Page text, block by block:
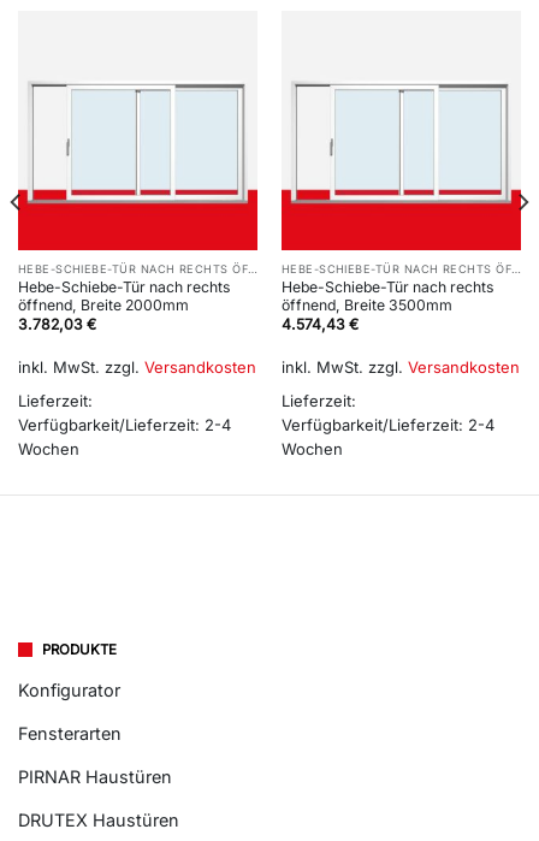
Hebe-Schiebe-Tür nach rechts
öffnend, Breite 2000mm
3.782,03 €
inkl. MwSt. zzgl. Versandkosten
Lieferzeit:
Verfügbarkeit/Lieferzeit: 2-4
Wochen
Hebe-Schiebe-Tür nach rechts
öffnend, Breite 3500mm
4.574,43 €
inkl. MwSt. zzgl. Versandkosten
Lieferzeit:
Verfügbarkeit/Lieferzeit: 2-4
Wochen
PRODUKTE
Konfigurator
Fensterarten
PIRNAR Haustüren
DRUTEX Haustüren